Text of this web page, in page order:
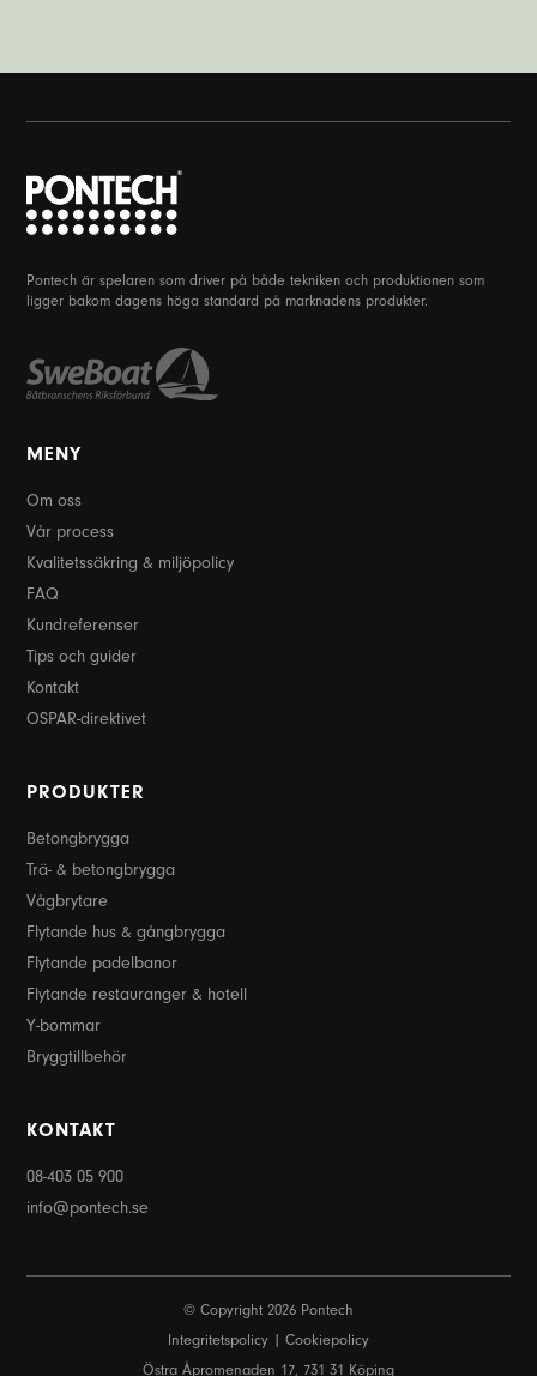
Pontech är spelaren som driver på både tekniken och produktionen som
ligger bakom dagens höga standard på marknadens produkter.
MENY
Om oss
Vår process
Kvalitetssäkring & miljöpolicy
FAQ
Kundreferenser
Tips och guider
Kontakt
OSPAR-direktivet
PRODUKTER
Betongbrygga
Trä- & betongbrygga
Vågbrytare
Flytande hus & gångbrygga
Flytande padelbanor
Flytande restauranger & hotell
Y-bommar
Bryggtillbehör
KONTAKT
08-403 05 900
info@pontech.se
© Copyright 2026 Pontech
Integritetspolicy
Cookiepolicy
Östra Åpromenaden 17, 731 31 Köping